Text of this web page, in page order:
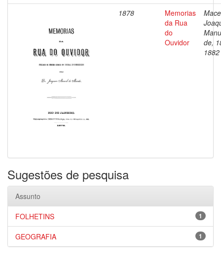
1878
Memorias
da Rua
do
Ouvidor
de,
1882
Sugestões de pesquisa
Assunto
1
FOLHETINS
1
GEOGRAFIA